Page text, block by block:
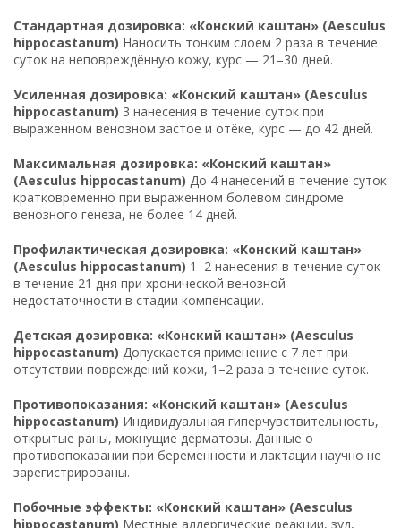
Стандартная дозировка: «Конский каштан» (Aesculus
hippocastanum) Наносить тонким слоем 2 раза в течение
суток на неповреждённую кожу, курс — 21–30 дней.
Усиленная дозировка: «Конский каштан» (Aesculus
hippocastanum) 3 нанесения в течение суток при
выраженном венозном застое и отёке, курс — до 42 дней.
Максимальная дозировка: «Конский каштан»
(Aesculus hippocastanum) До 4 нанесений в течение суток
кратковременно при выраженном болевом синдроме
венозного генеза, не более 14 дней.
Профилактическая дозировка: «Конский каштан»
(Aesculus hippocastanum) 1–2 нанесения в течение суток
в течение 21 дня при хронической венозной
недостаточности в стадии компенсации.
Детская дозировка: «Конский каштан» (Aesculus
hippocastanum) Допускается применение с 7 лет при
отсутствии повреждений кожи, 1–2 раза в течение суток.
Противопоказания: «Конский каштан» (Aesculus
hippocastanum) Индивидуальная гиперчувствительность,
открытые раны, мокнущие дерматозы. Данные о
противопоказании при беременности и лактации научно не
зарегистрированы.
Побочные эффекты: «Конский каштан» (Aesculus
hippocastanum) Местные аллергические реакции, зуд,